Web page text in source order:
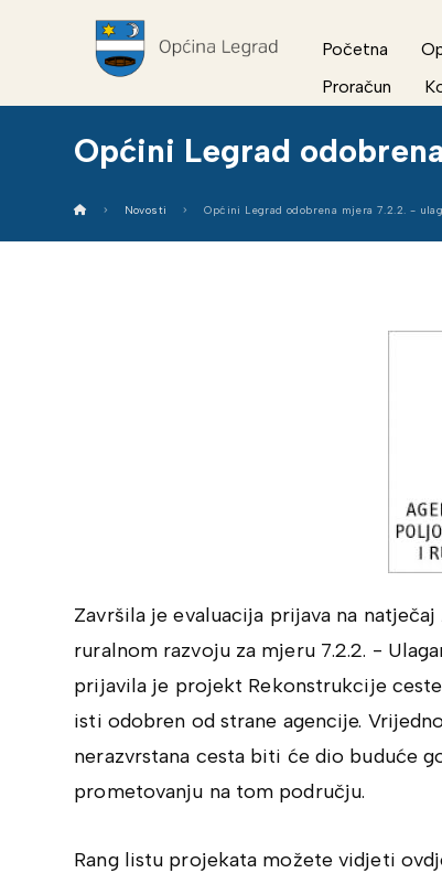
Početna
Proračun
Općini Legrad
Novosti Općini Legrad odobrena mjera 7.2.2. -
Završila je evaluacija prijava na
ruralnom razvoju za mjeru 7.2.2. -
prijavila je projekt Rekonstrukcije
isti odobren od strane agencije.
nerazvrstana cesta biti će dio buduće
prometovanju na tom području.
Rang listu projekata možete vidjeti